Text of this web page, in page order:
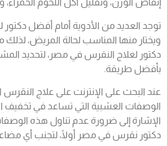
إنقاص الوزن، وتقليل أكل اللحوم
توجد العديد من الأدوية أمام أفضل
ويختار منها المناسب لحالة المريض،
دكتور لعلاج النقرس في مصر، لتحديد
بأفضل طريقة.
عند البحث على الإنترنت على علاج
الوصفات العشبية التي تساعد في تخفيف
الإشارة إلى ضرورة عدم تناول هذه
دكتور نقرس في مصر أولًا، لتجنب أي